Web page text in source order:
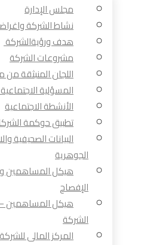
مجلس الإدارة
نشاط الشركة
هدف ورؤيةالشركة
مشروعات الشركة
اللجان المنبثقة من
المسؤلية الاجتماعية
الأنشطة الاجتماعية
تطبيق حوكمة
البيانات الصحيفية
الجوهرية
هيكل المساهمين
الإفصاح
هيكل المساهمين
الشركة
المركز المالى للشركة